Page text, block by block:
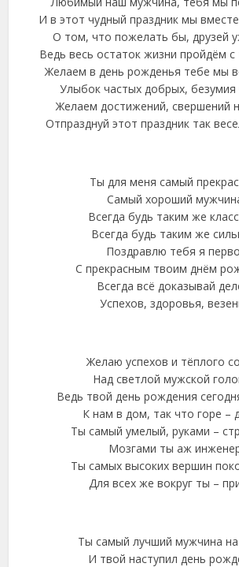
И в этот чудный праздник мы
О том, что пожелать бы, друзей
Ведь весь остаток жизни пройдём
Желаем в день рожденья тебе мы
Улыбок частых добрых,
Желаем достижений, свершений
Отпразднуй этот праздник так
Ты для меня самый
Самый хороший
Всегда будь таким же
Всегда будь таким же
Поздравлю тебя я
С прекрасным твоим днём
Всегда всё доказывай
Успехов, здоровья,
Желаю успехов и тёплого
Над светлой мужской
Ведь твой день рождения
К нам в дом, так что горе –
Ты самый умелый, руками –
Мозгами ты аж
Ты самых высоких вершин
Для всех же вокруг ты –
Ты самый лучший мужчина на
И твой наступил день